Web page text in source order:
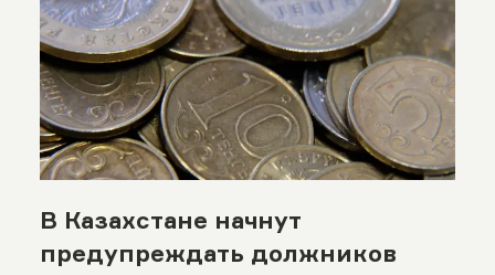
В Казахстане начнут
предупреждать должников